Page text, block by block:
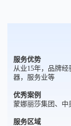
服务优势
从业15年，品牌
器，服务业等
优秀案例
蒙娜丽莎集团、
服务区域